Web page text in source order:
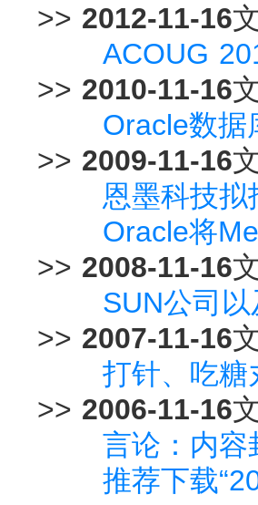
>> 2012-11-16
ACOUG
>> 2010-11-16
Oracle数据
>> 2009-11-16
恩墨科技
Oracle将
>> 2008-11-16
SUN公司
>> 2007-11-16
打针、吃糖
>> 2006-11-16
言论：内容
推荐下载